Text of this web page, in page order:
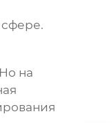
на